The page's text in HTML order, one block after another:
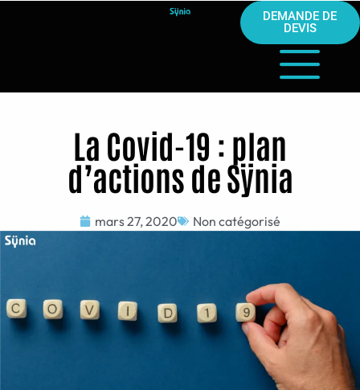
DEMANDE DE
DEVIS
La Covid-19 : plan
d’actions de Sÿnia
mars 27, 2020 Non catégorisé